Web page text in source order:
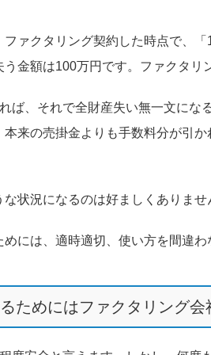
ァクタリング契約した時点で、
金額は100万円です。ファクタリ
ば、それで全財産失い無一文にな
来の売掛金よりも手数料分が引
状況になるのは好ましくありませ
には、適時適切、使い方を間違わ
ためにはファクタリング会